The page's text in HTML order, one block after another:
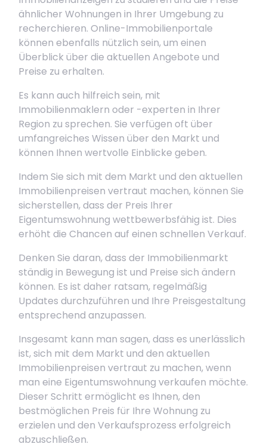
ähnlicher Wohnungen in Ihrer Umgebung zu
recherchieren. Online-Immobilienportale
können ebenfalls nützlich sein, um einen
Überblick über die aktuellen Angebote und
Preise zu erhalten.
Es kann auch hilfreich sein, mit
Immobilienmaklern oder -experten in Ihrer
Region zu sprechen. Sie verfügen oft über
umfangreiches Wissen über den Markt und
können Ihnen wertvolle Einblicke geben.
Indem Sie sich mit dem Markt und den aktuellen
Immobilienpreisen vertraut machen, können Sie
sicherstellen, dass der Preis Ihrer
Eigentumswohnung wettbewerbsfähig ist. Dies
erhöht die Chancen auf einen schnellen Verkauf.
Denken Sie daran, dass der Immobilienmarkt
ständig in Bewegung ist und Preise sich ändern
können. Es ist daher ratsam, regelmäßig
Updates durchzuführen und Ihre Preisgestaltung
entsprechend anzupassen.
Insgesamt kann man sagen, dass es unerlässlich
ist, sich mit dem Markt und den aktuellen
Immobilienpreisen vertraut zu machen, wenn
man eine Eigentumswohnung verkaufen möchte.
Dieser Schritt ermöglicht es Ihnen, den
bestmöglichen Preis für Ihre Wohnung zu
erzielen und den Verkaufsprozess erfolgreich
abzuschließen.